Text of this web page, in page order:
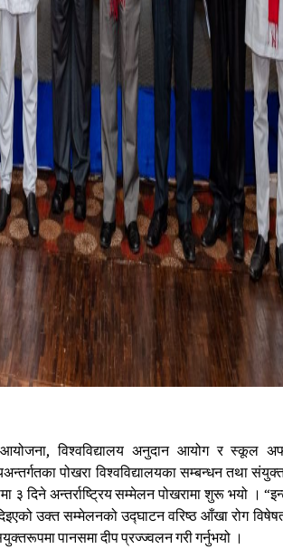
आयोजना, विश्वविद्यालय अनुदान आयोग र स्कूल
पोखरा विश्वविद्यालयका सम्बन्धन तथा
३ दिने अन्तर्राष्ट्रिय सम्मेलन पोखरामा शुरू भयो ।
उक्त सम्मेलनको उद्घाटन वरिष्ठ आँखा रोग
पानसमा दीप प्रज्ज्वलन गरी गर्नुभयो ।